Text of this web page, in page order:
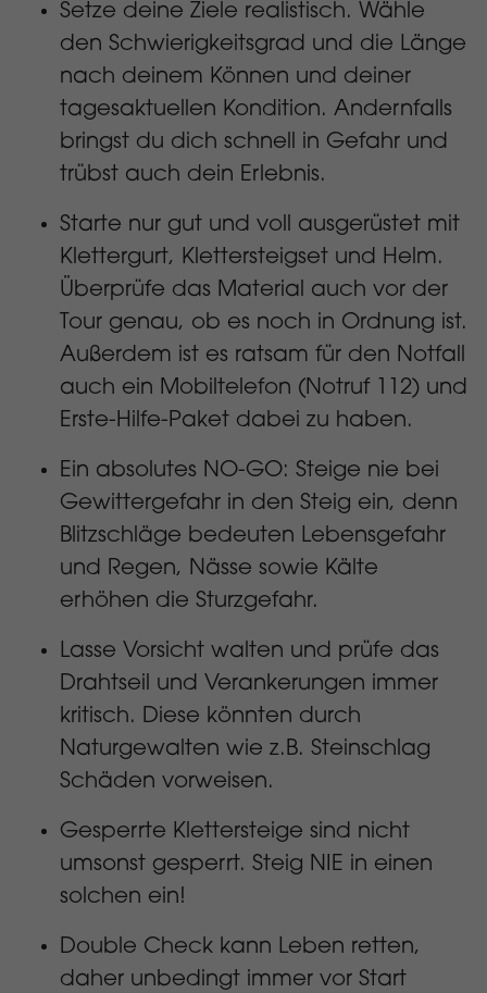
Setze deine Ziele realistisch. Wähle
den Schwierigkeitsgrad und die Länge
nach deinem Können und deiner
tagesaktuellen Kondition. Andernfalls
bringst du dich schnell in Gefahr und
trübst auch dein Erlebnis.
Starte nur gut und voll ausgerüstet mit
Klettergurt, Klettersteigset und Helm.
Überprüfe das Material auch vor der
Tour genau, ob es noch in Ordnung ist.
Außerdem ist es ratsam für den Notfall
auch ein Mobiltelefon (Notruf 112) und
Erste-Hilfe-Paket dabei zu haben.
Ein absolutes NO-GO: Steige nie bei
Gewittergefahr in den Steig ein, denn
Blitzschläge bedeuten Lebensgefahr
und Regen, Nässe sowie Kälte
erhöhen die Sturzgefahr.
Lasse Vorsicht walten und prüfe das
Drahtseil und Verankerungen immer
kritisch. Diese könnten durch
Naturgewalten wie z.B. Steinschlag
Schäden vorweisen.
Gesperrte Klettersteige sind nicht
umsonst gesperrt. Steig NIE in einen
solchen ein!
Double Check kann Leben retten,
daher unbedingt immer vor Start